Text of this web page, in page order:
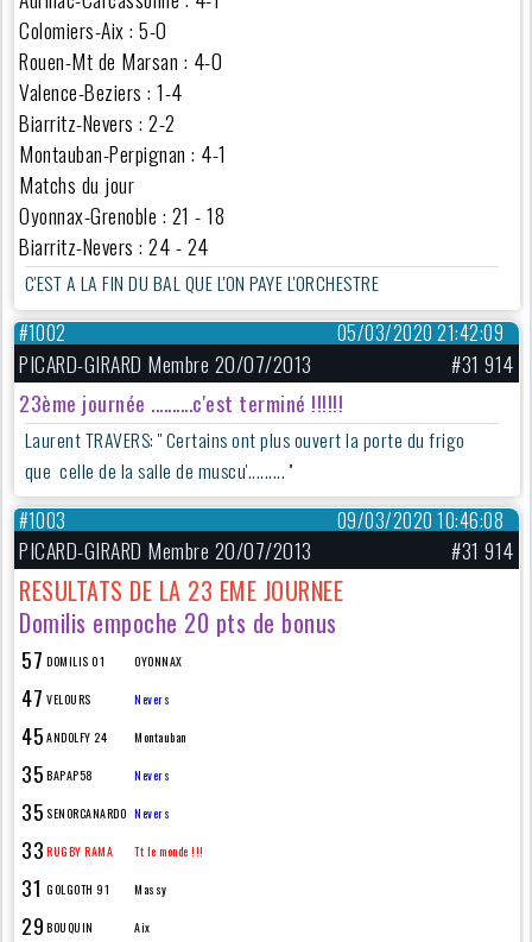
Colomiers-Aix : 5-0
Rouen-Mt de Marsan : 4-0
Valence-Beziers : 1-4
Biarritz-Nevers : 2-2
Montauban-Perpignan : 4-1
Matchs du jour
Oyonnax-Grenoble : 21 - 18
Biarritz-Nevers : 24 - 24
C'EST A LA FIN DU BAL QUE L'ON PAYE L'ORCHESTRE
05/03/2020 21:42:09
#1002
PICARD-GIRARD Membre 20/07/2013
#31 914
23ème journée ..........c'est terminé !!!!!!
Laurent TRAVERS: '' Certains ont plus ouvert la porte du frigo
que celle de la salle de muscu'......... ''
09/03/2020 10:46:08
#1003
PICARD-GIRARD Membre 20/07/2013 #31 914
RESULTATS DE LA 23 EME JOURNEE
Domilis empoche 20 pts de bonus
57 DOMILIS 01 OYONNAX
47 VELOURS Nevers
45 ANDOLFY 24 Montauban
35 BAPAP58 Nevers
35 SENORCANARDO Nevers
33 RUGBY RAMA Tt le monde !!!
31 GOLGOTH 91 Massy
29 BOUQUIN Aix